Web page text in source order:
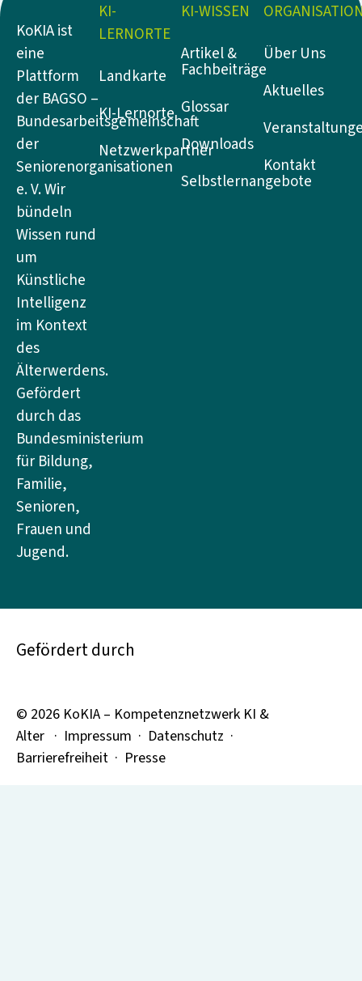
KoKIA ist
eine
Plattform
der BAGSO –
Bundesarbeitsgemeinschaft
der
Seniorenorganisationen
e. V. Wir
bündeln
Wissen rund
um
Künstliche
Intelligenz
im Kontext
des
Älterwerdens.
Gefördert
durch das
Bundesministerium
für Bildung,
Familie,
Senioren,
Frauen und
Jugend.
KI-
LERNORTE
Landkarte
KI-Lernorte
Netzwerkpartner
KI-WISSEN
Artikel &
Fachbeiträge
Glossar
Downloads
Selbstlernangebote
Über Uns
Aktuelles
Kontakt
Gefördert durch
© 2026 KoKIA – Kompetenznetzwerk KI &
Alter · Impressum · Datenschutz ·
Barrierefreiheit · Presse